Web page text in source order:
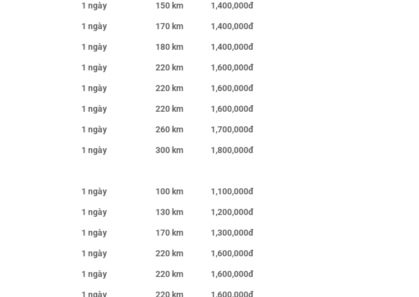
1 ngày 150 km
1,400,000đ
1 ngày 170 km
1,400,000đ
1 ngày 180 km
1,400,000đ
1 ngày 220 km
1,600,000đ
1 ngày 220 km
1,600,000đ
1 ngày 220 km
1,600,000đ
1 ngày 260 km
1,700,000đ
1 ngày 300 km
1,800,000đ
1 ngày 100 km
1,100,000đ
1 ngày 130 km
1,200,000đ
1 ngày 170 km
1,300,000đ
1 ngày 220 km
1,600,000đ
1 ngày 220 km
1,600,000đ